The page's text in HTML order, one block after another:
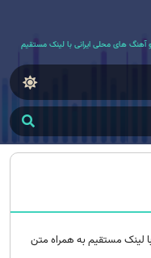
آهنگ های محلی ایرانی با لینک مستقیم
مستقیم به همراه متن